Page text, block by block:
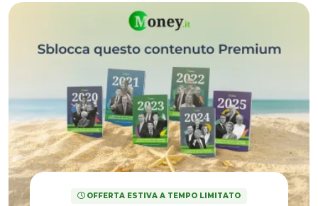
OFFERTA ESTIVA A TEMPO LIMITATO